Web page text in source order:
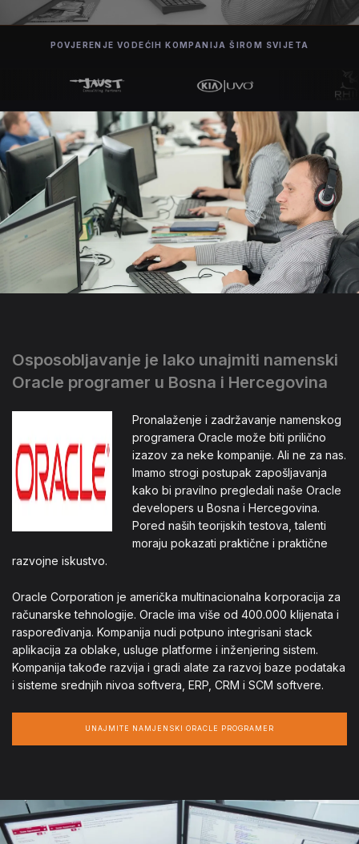
POVJERENJE VODEĆIH KOMPANIJA ŠIROM SVIJETA
Osposobljavanje je lako unajmiti namenski
Oracle programer u Bosna i Hercegovina
Pronalaženje i zadržavanje namenskog
programera Oracle može biti prilično
izazov za neke kompanije. Ali ne za nas.
Imamo strogi postupak zapošljavanja
kako bi pravilno pregledali naše Oracle
developers u Bosna i Hercegovina.
Pored naših teorijskih testova, talenti
moraju pokazati praktične i praktične
razvojne iskustvo.
Oracle Corporation je američka multinacionalna korporacija za
računarske tehnologije. Oracle ima više od 400.000 klijenata i
raspoređivanja. Kompanija nudi potpuno integrisani stack
aplikacija za oblake, usluge platforme i inženjering sistem.
Kompanija takođe razvija i gradi alate za razvoj baze podataka
i sisteme srednjih nivoa softvera, ERP, CRM i SCM softvere.
UNAJMITE NAMJENSKI ORACLE PROGRAMER